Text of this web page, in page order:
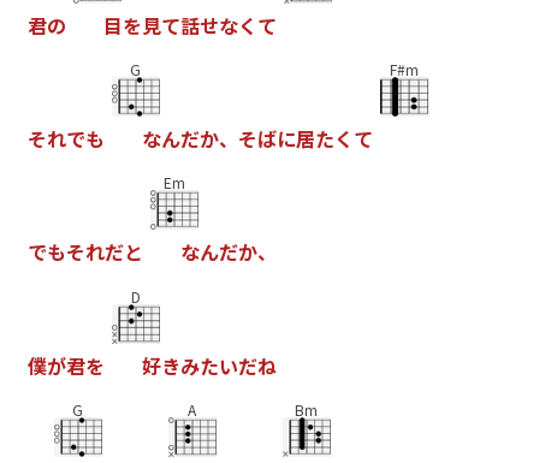
君の 目を見て話せなく て
それでも
G
なんだか、 そばに居たく て
F#m
でもそれだと
Em
なんだか、
僕が君を
D
好きみたいだね
G A Bm